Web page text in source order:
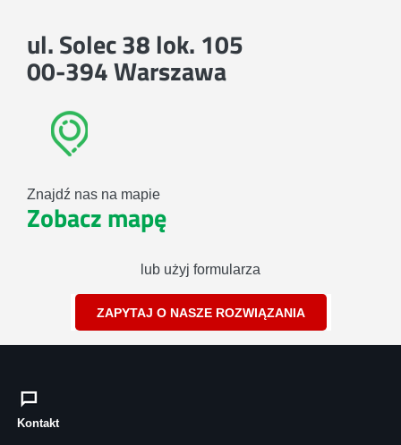
ul. Solec 38 lok. 105
00-394 Warszawa
Znajdź nas na mapie
Zobacz mapę
lub użyj formularza
ZAPYTAJ O NASZE ROZWIĄZANIA
Kontakt